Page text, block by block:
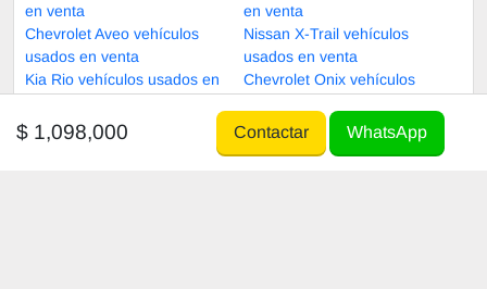
en venta
en venta
Chevrolet Aveo vehículos
usados en venta
Nissan X-Trail vehículos
usados en venta
Kia Rio vehículos usados en
Chevrolet Onix vehículos
Honda City vehículos usados
en venta
Kia Sportage vehículos usados
$ 1,098,000 Contactar WhatsApp